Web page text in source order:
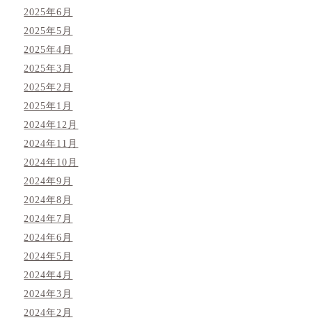
2025年6月
2025年5月
2025年4月
2025年3月
2025年2月
2025年1月
2024年12月
2024年11月
2024年10月
2024年9月
2024年8月
2024年7月
2024年6月
2024年5月
2024年4月
2024年3月
2024年2月